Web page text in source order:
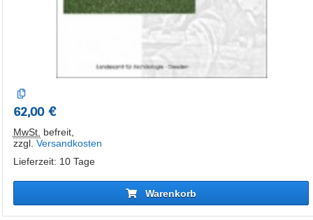
62,00 €
MwSt. befreit,
zzgl. Versandkosten
Lieferzeit: 10 Tage
Warenkorb